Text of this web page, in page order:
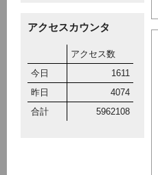
アクセスカウンタ
アクセス数
今日
1611
昨日
4074
合計
5962108